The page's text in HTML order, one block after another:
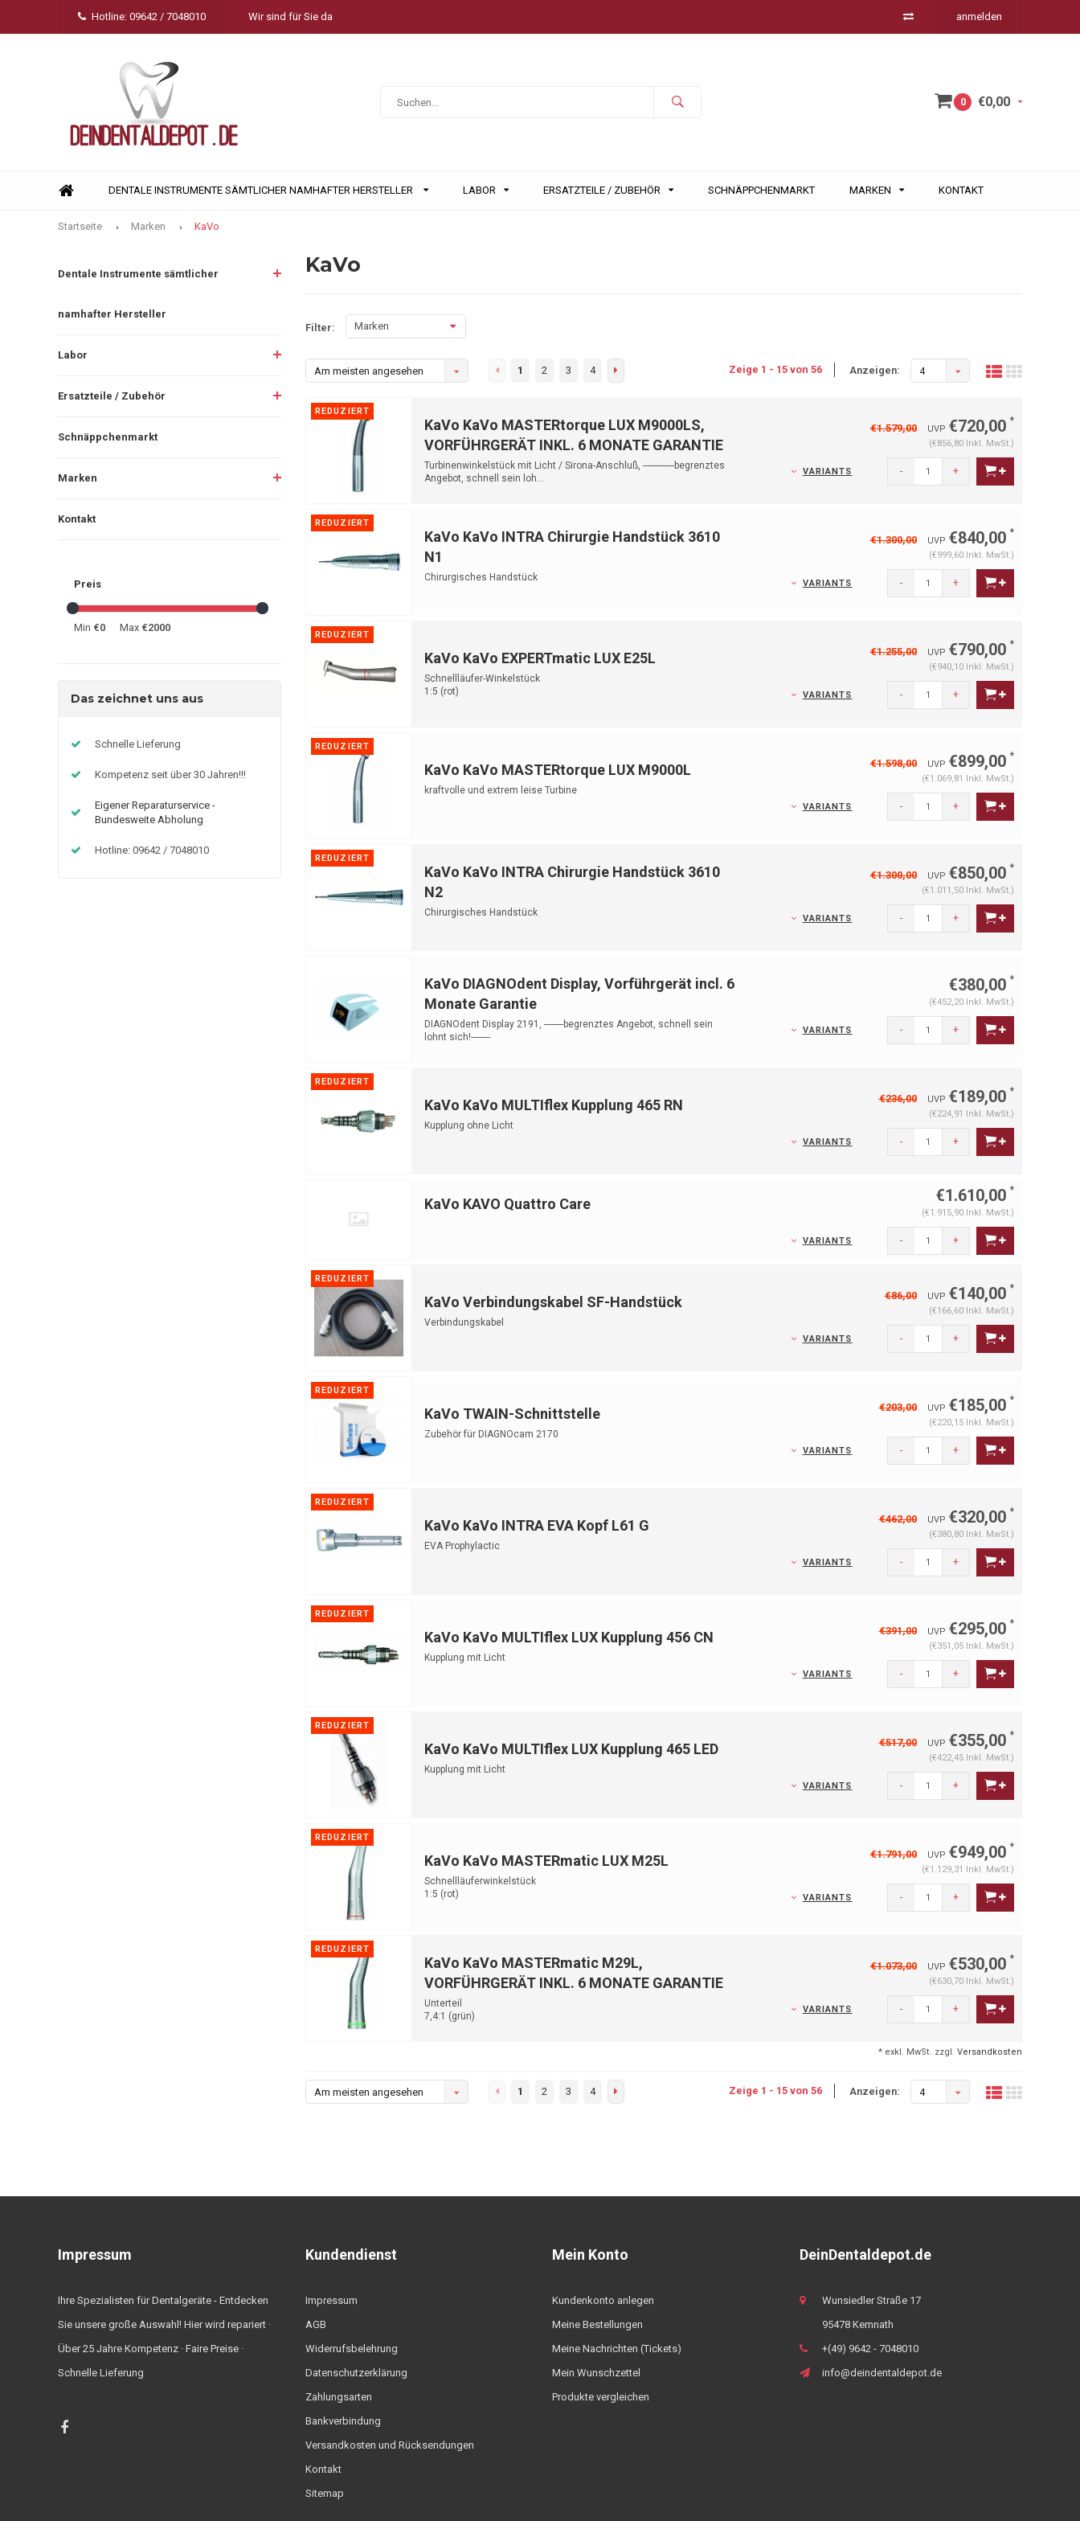
Hotline: 09642 / 7048010 Wir sind für Sie da anmelden
0 €0,00
DENTALE INSTRUMENTE SÄMTLICHER NAMHAFTER HERSTELLER LABOR ERSATZTEILE / ZUBEHÖR SCHNÄPPCHENMARKT MARKEN KONTAKT
Startseite Marken KaVo
Dentale Instrumente sämtlicher
namhafter Hersteller
Labor
Ersatzteile / Zubehör
Schnäppchenmarkt
Marken
Kontakt
Preis
Min €0 Max €2000
Das zeichnet uns aus
Schnelle Lieferung
Kompetenz seit über 30 Jahren!!!
Eigener Reparaturservice -
Bundesweite Abholung
Hotline: 09642 / 7048010
KaVo
Filter: Marken
Am meisten angesehen 1 2 3 4 Zeige 1 - 15 von 56 Anzeigen: 4
REDUZIERT
KaVo KaVo MASTERtorque LUX M9000LS,
VORFÜHRGERÄT INKL. 6 MONATE GARANTIE
Turbinenwinkelstück mit Licht / Sirona-Anschluß, -------------begrenztes
Angebot, schnell sein loh...
€1.579,00 UVP €720,00 *
(€856,80 Inkl. MwSt.)
VARIANTS - +
REDUZIERT
KaVo KaVo INTRA Chirurgie Handstück 3610
N1
Chirurgisches Handstück
€1.300,00 UVP €840,00 *
(€999,60 Inkl. MwSt.)
VARIANTS - +
REDUZIERT
KaVo KaVo EXPERTmatic LUX E25L
Schnellläufer-Winkelstück
1:5 (rot)
€1.255,00 UVP €790,00 *
(€940,10 Inkl. MwSt.)
VARIANTS - +
REDUZIERT
KaVo KaVo MASTERtorque LUX M9000L
kraftvolle und extrem leise Turbine
€1.598,00 UVP €899,00 *
(€1.069,81 Inkl. MwSt.)
VARIANTS - +
REDUZIERT
KaVo KaVo INTRA Chirurgie Handstück 3610
N2
Chirurgisches Handstück
€1.300,00 UVP €850,00 *
(€1.011,50 Inkl. MwSt.)
VARIANTS - +
KaVo DIAGNOdent Display, Vorführgerät incl. 6
Monate Garantie
DIAGNOdent Display 2191, --------begrenztes Angebot, schnell sein
lohnt sich!--------
€380,00 *
(€452,20 Inkl. MwSt.)
VARIANTS - +
REDUZIERT
KaVo KaVo MULTIflex Kupplung 465 RN
Kupplung ohne Licht
€236,00 UVP €189,00 *
(€224,91 Inkl. MwSt.)
VARIANTS - +
KaVo KAVO Quattro Care €1.610,00 *
(€1.915,90 Inkl. MwSt.)
VARIANTS - +
REDUZIERT
KaVo Verbindungskabel SF-Handstück
Verbindungskabel
€86,00 UVP €140,00 *
(€166,60 Inkl. MwSt.)
VARIANTS - +
REDUZIERT
KaVo TWAIN-Schnittstelle
Zubehör für DIAGNOcam 2170
€203,00 UVP €185,00 *
(€220,15 Inkl. MwSt.)
VARIANTS - +
REDUZIERT
KaVo KaVo INTRA EVA Kopf L61 G
EVA Prophylactic
€462,00 UVP €320,00 *
(€380,80 Inkl. MwSt.)
VARIANTS - +
REDUZIERT
KaVo KaVo MULTIflex LUX Kupplung 456 CN
Kupplung mit Licht
€391,00 UVP €295,00 *
(€351,05 Inkl. MwSt.)
VARIANTS - +
REDUZIERT
KaVo KaVo MULTIflex LUX Kupplung 465 LED
Kupplung mit Licht
€517,00 UVP €355,00 *
(€422,45 Inkl. MwSt.)
VARIANTS - +
REDUZIERT
KaVo KaVo MASTERmatic LUX M25L
Schnellläuferwinkelstück
1:5 (rot)
€1.791,00 UVP €949,00 *
(€1.129,31 Inkl. MwSt.)
VARIANTS - +
REDUZIERT
KaVo KaVo MASTERmatic M29L,
VORFÜHRGERÄT INKL. 6 MONATE GARANTIE
Unterteil
7,4:1 (grün)
€1.073,00 UVP €530,00 *
(€630,70 Inkl. MwSt.)
VARIANTS - +
* exkl. MwSt. zzgl. Versandkosten
Am meisten angesehen 1 2 3 4 Zeige 1 - 15 von 56 Anzeigen: 4
Impressum
Ihre Spezialisten für Dentalgeräte - Entdecken
Sie unsere große Auswahl! Hier wird repariert ·
Über 25 Jahre Kompetenz · Faire Preise ·
Schnelle Lieferung
Kundendienst
Impressum
AGB
Widerrufsbelehrung
Datenschutzerklärung
Zahlungsarten
Bankverbindung
Versandkosten und Rücksendungen
Kontakt
Sitemap
Mein Konto
Kundenkonto anlegen
Meine Bestellungen
Meine Nachrichten (Tickets)
Mein Wunschzettel
Produkte vergleichen
DeinDentaldepot.de
Wunsiedler Straße 17
95478 Kemnath
+(49) 9642 - 7048010
info@deindentaldepot.de